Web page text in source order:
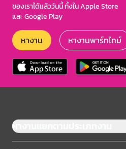
ของเราได้แล้ววันนี้ ทั้งใน Apple Store
และ Google Play
หางาน หางานพาร์ทไทม์
หางานแยกตามประเภทงาน